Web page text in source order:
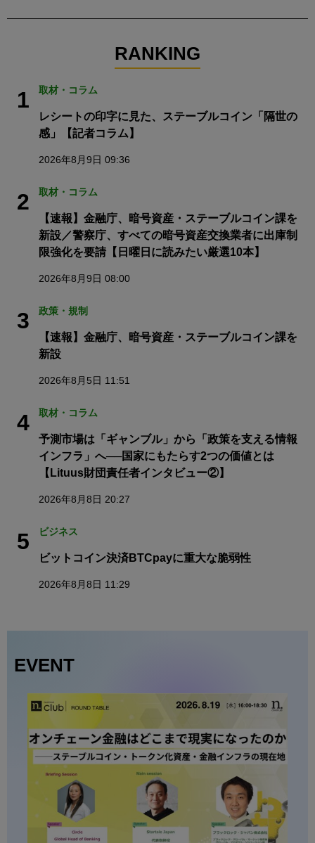
RANKING
1 取材・コラム
レシートの印字に見た、ステーブルコイン「隔世の
感」【記者コラム】
2026年8月9日 09:36
2 取材・コラム
【速報】金融庁、暗号資産・ステーブルコイン課を
新設／警察庁、すべての暗号資産交換業者に出庫制
限強化を要請【日曜日に読みたい厳選10本】
2026年8月9日 08:00
3 政策・規制
【速報】金融庁、暗号資産・ステーブルコイン課を
新設
2026年8月5日 11:51
4 取材・コラム
予測市場は「ギャンブル」から「政策を支える情報
インフラ」へ──国家にもたらす2つの価値とは
【Lituus財団責任者インタビュー②】
2026年8月8日 20:27
5 ビジネス
ビットコイン決済BTCpayに重大な脆弱性
2026年8月8日 11:29
EVENT